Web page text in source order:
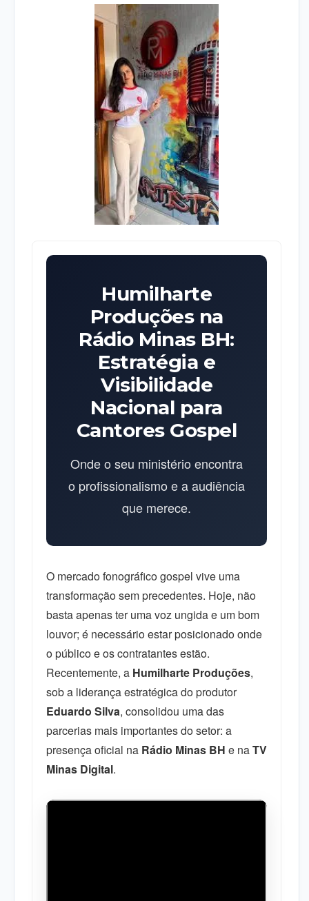
Humilharte
Produções na
Rádio Minas BH:
Estratégia e
Visibilidade
Nacional para
Cantores Gospel
Onde o seu ministério encontra
o profissionalismo e a audiência
que merece.
O mercado fonográfico gospel vive uma
transformação sem precedentes. Hoje, não
basta apenas ter uma voz ungida e um bom
louvor; é necessário estar posicionado onde
o público e os contratantes estão.
Recentemente, a Humilharte Produções,
sob a liderança estratégica do produtor
Eduardo Silva, consolidou uma das
parcerias mais importantes do setor: a
presença oficial na Rádio Minas BH e naTV
Minas Digital.